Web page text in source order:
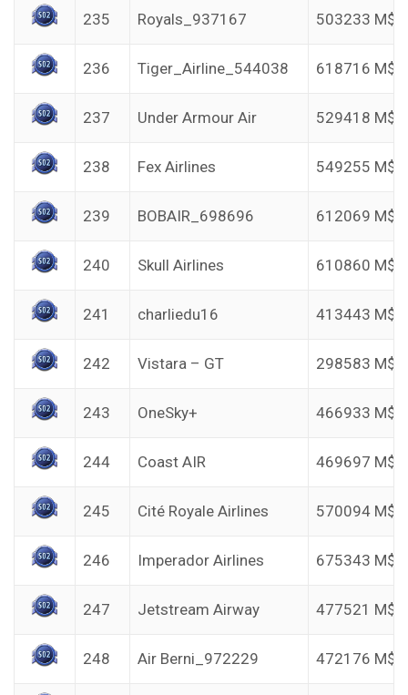
235 Royals_937167 503233 M$
236 Tiger_Airline_544038 618716 M$
237 Under Armour Air 529418 M$
238 Fex Airlines 549255 M$
239 BOBAIR_698696 612069 M$
240 Skull Airlines 610860 M$
241 charliedu16 413443 M$
242 Vistara – GT 298583 M$
243 OneSky+ 466933 M$
244 Coast AIR 469697 M$
245 Cité Royale Airlines 570094 M$
246 Imperador Airlines 675343 M$
247 Jetstream Airway 477521 M$
248 Air Berni_972229 472176 M$